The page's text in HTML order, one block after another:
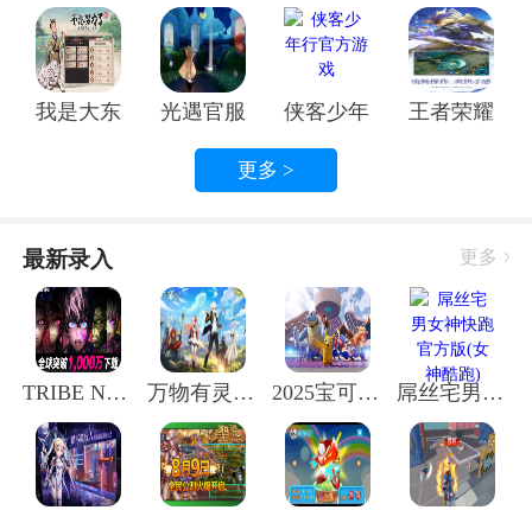
TRIBE NINE:战极死游国际服作为一款3D动作RPG，其
玩法和特色可谓是独树一帜。首先，游戏的世界观和角
色设定都非常独特，由《弹丸论破》制作团队担任世界
美术视觉和配乐都非常精致，让人仿佛置身于一个充满
奇幻色彩的世界。
我是大东家手游官方正版
光遇官服光遇官服侠客少年行官方游戏
王者荣耀官
更多 >
最新录入 更多
TRIBE NINE:战极死游国际服 万物有灵官方版 2025宝可梦大集结国际服最新版本 屌丝宅男女神快跑官方版(女神酷跑)